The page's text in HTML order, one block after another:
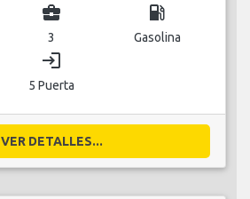
business_center
3
local_gas_station
Gasolina
login
5 Puerta
VER DETALLES...